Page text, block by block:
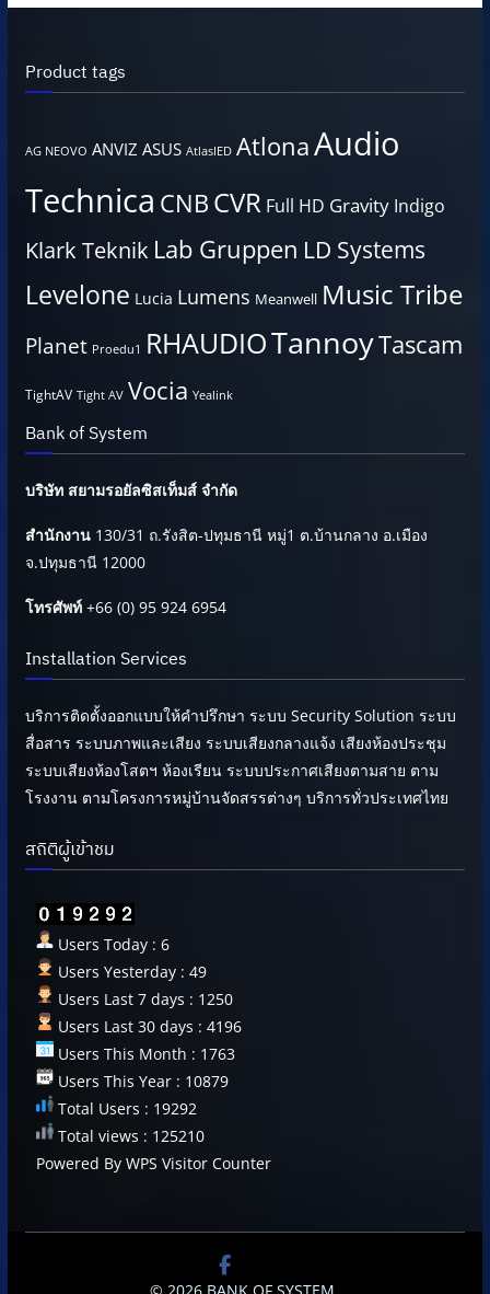
Product tags
AG NEOVO ANVIZ ASUS AtlasIED AtlonaAudio
Technica CNBCVR Full HD Gravity Indigo
Klark Teknik Lab Gruppen LD Systems
Levelone Lucia Lumens Meanwell Music Tribe
Planet Proedu1 RHAUDIOTannoyTascam
TightAV Tight AV Vocia Yealink
Bank of System
บริษัท สยามรอยัลซิสเท็มส์ จำกัด
สำนักงาน130/31 ถ.รังสิต-ปทุมธานี หมู่1 ต.บ้านกลาง อ.เมือง
จ.ปทุมธานี 12000
โทรศัพท์+66 (0) 95 924 6954
Installation Services
บริการติดตั้งออกแบบให้คำปรึกษา ระบบ Security Solution ระบบ
สื่อสาร ระบบภาพและเสียง ระบบเสียงกลางแจ้ง เสียงห้องประชุม
ระบบเสียงห้องโสตฯ ห้องเรียน ระบบประกาศเสียงตามสาย ตาม
โรงงาน ตามโครงการหมู่บ้านจัดสรรต่างๆ บริการทั่วประเทศไทย
สถิติผู้เข้าชม
Users Today : 6
Users Yesterday : 49
Users Last 7 days : 1250
Users Last 30 days : 4196
Users This Month : 1763
Users This Year : 10879
Total Users : 19292
Total views : 125210
Powered By WPS Visitor Counter